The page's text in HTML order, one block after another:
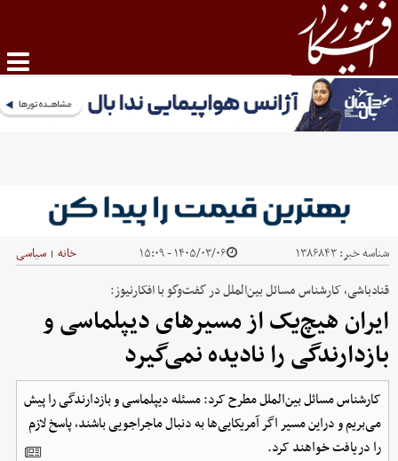
شناسه خبر:۱۳۸۶۸۴۳ ۱۴۰۵/۰۳/۰۶ - ۱۵:۰۹ خانه | سیاسی
قنادباشی، کارشناس مسائل بین‌الملل در گفت‌وگو با افکارنیوز:
ایران هیچ‌یک از مسیرهای دیپلماسی و
بازدارندگی را نادیده نمی‌گیرد
کارشناس مسائل بین‌الملل مطرح کرد: مسئله دیپلماسی و بازدارندگی را پیش
می‌بریم و دراین مسیر اگر آمریکایی‌ها به دنبال ماجراجویی باشند، پاسخ لازم
را دریافت خواهند کرد.